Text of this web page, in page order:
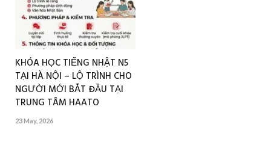
KHÓA HỌC TIẾNG NHẬT N5
TẠI HÀ NỘI – LỘ TRÌNH CHO
NGƯỜI MỚI BẮT ĐẦU TẠI
TRUNG TÂM HAATO
23 May, 2026